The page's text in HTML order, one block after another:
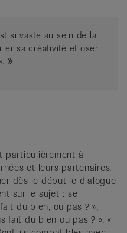
si vaste au sein de la
sa créativité et oser
particulièrement à
et leurs partenaires.
dès le début le dialogue
sur le sujet : se
du bien, ou pas ? »,
fait du bien ou pas ? ». «